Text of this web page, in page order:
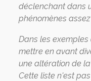
déclenchant dans
phénomènes
Dans les
mettre en avant
une altération de
Cette liste n'est